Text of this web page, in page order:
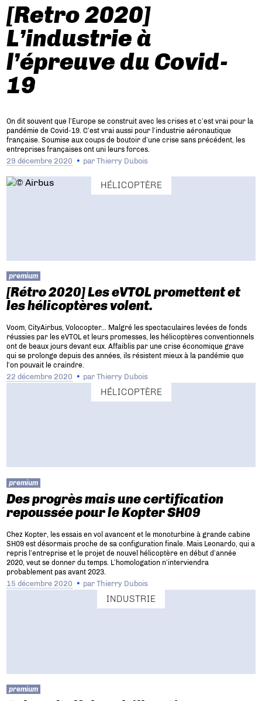
[Retro 2020]
L’industrie à
l’épreuve du Covid-
19
On dit souvent que l’Europe se construit avec les crises et c’est vrai pour la
pandémie de Covid-19. C’est vrai aussi pour l’industrie aéronautique
française. Soumise aux coups de boutoir d’une crise sans précédent, les
entreprises françaises ont uni leurs forces.
29 décembre 2020 parThierry Dubois
HÉLICOPTÈRE
premium
[Rétro 2020] Les eVTOL promettent et
les hélicoptères volent.
Voom, CityAirbus, Volocopter… Malgré les spectaculaires levées de fonds
réussies par les eVTOL et leurs promesses, les hélicoptères conventionnels
ont de beaux jours devant eux. Affaiblis par une crise économique grave
qui se prolonge depuis des années, ils résistent mieux à la pandémie que
l’on pouvait le craindre.
22 décembre 2020 parThierry Dubois
HÉLICOPTÈRE
premium
Des progrès mais une certification
repoussée pour le Kopter SH09
Chez Kopter, les essais en vol avancent et le monoturbine à grande cabine
SH09 est désormais proche de sa configuration finale. Mais Leonardo, qui a
repris l’entreprise et le projet de nouvel hélicoptère en début d’année
2020, veut se donner du temps. L’homologation n’interviendra
probablement pas avant 2023.
15 décembre 2020 parThierry Dubois
INDUSTRIE
premium